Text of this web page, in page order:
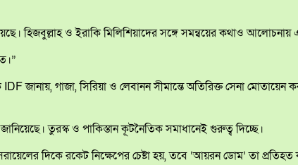
হিজবুল্লাহ ও ইরাকি মিলিশিয়াদের সঙ্গে সমন্বয়ের কথাও আলোচনায়
জানায়, গাজা, সিরিয়া ও লেবানন সীমান্তে অতিরিক্ত সেনা মোতায়েন
তুরস্ক ও পাকিস্তান কূটনৈতিক সমাধানেই গুরুত্ব দিচ্ছে।
দিকে রকেট নিক্ষেপের চেষ্টা হয়, তবে ‘আয়রন ডোম’ তা প্রতিহত